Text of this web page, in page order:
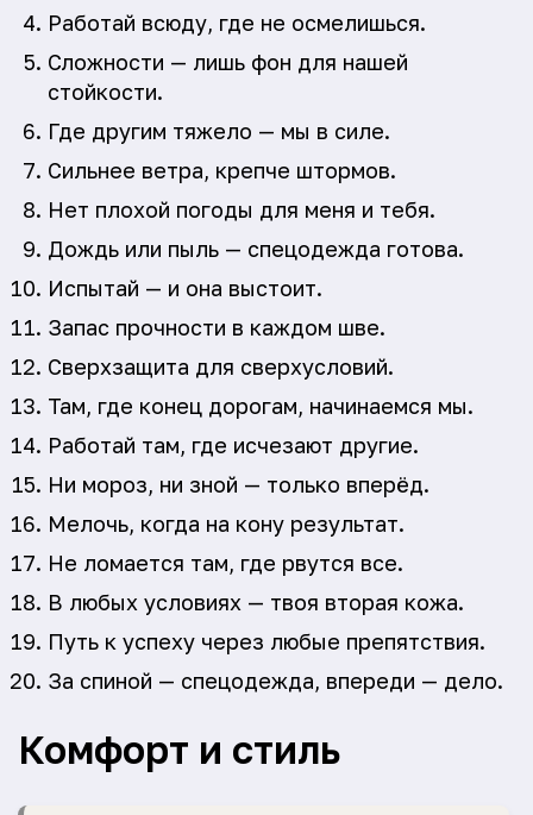
Работай всюду, где не осмелишься.
Сложности — лишь фон для нашей
стойкости.
Где другим тяжело — мы в силе.
Сильнее ветра, крепче штормов.
Нет плохой погоды для меня и тебя.
Дождь или пыль — спецодежда готова.
Испытай — и она выстоит.
Запас прочности в каждом шве.
Сверхзащита для сверхусловий.
Там, где конец дорогам, начинаемся мы.
Работай там, где исчезают другие.
Ни мороз, ни зной — только вперёд.
Мелочь, когда на кону результат.
Не ломается там, где рвутся все.
В любых условиях — твоя вторая кожа.
Путь к успеху через любые препятствия.
За спиной — спецодежда, впереди — дело.
Комфорт и стиль